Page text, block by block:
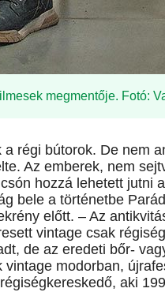
megmentője. Fotó:
régi bútorok. De nem
Az emberek, nem
hozzá lehetett jutni
bele a történetbe
előtt. – Az
vintage csak
de az eredeti bőr-
vintage modorban,
aki